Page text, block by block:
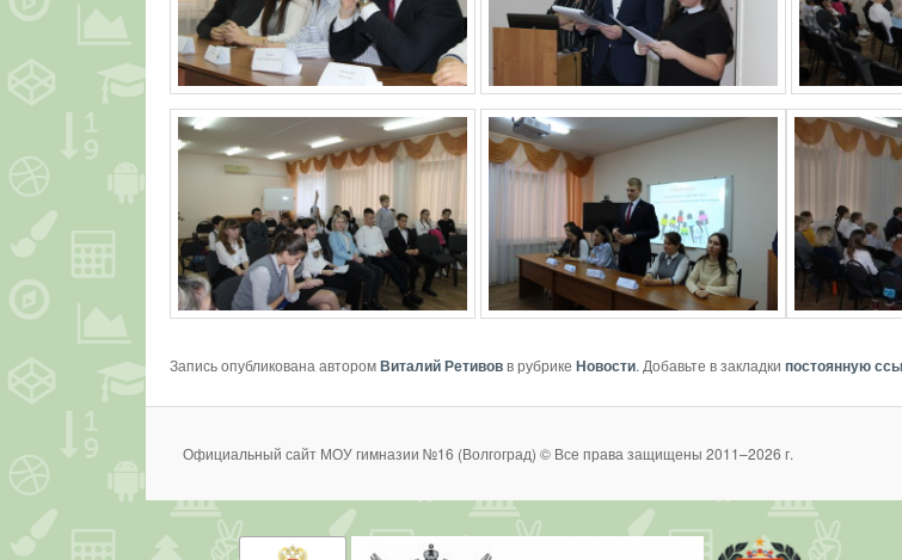
Запись опубликована авторомВиталий Ретивовв рубрике Новости. Добавьте в закладки постоянную
Официальный сайт МОУ гимназии №16 (Волгоград) © Все права защищены 2011–2026 г.